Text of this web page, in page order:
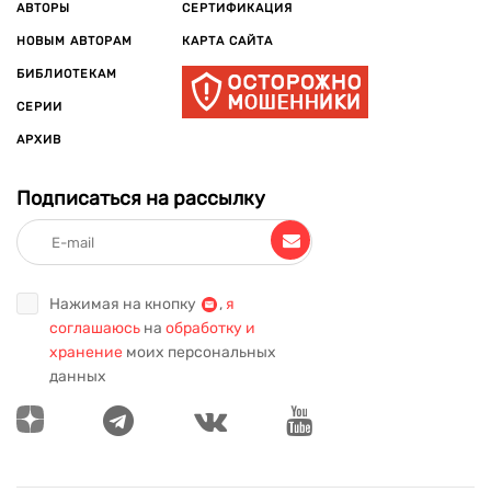
издания, которые только набирают известность, но уже
заслужили внимание благодаря своей оригинальности и
расширяют кругозор, развивают воображение, учат
сопереживать, находить ответы на важные жизненные
АВТОРЫ
НОВЫМ АВТОРАМ
БИБЛИОТЕКАМ
СЕРИИ
АРХИВ
СЕРТИФИКАЦИЯ
КАРТА САЙТА
Подписаться на рассылку
Нажимая на кнопку , я
соглашаюсь на обработку и
хранение моих персональных
данных